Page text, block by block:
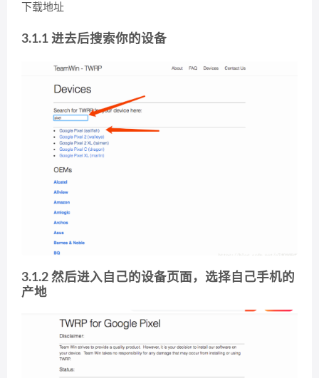
下载地址
3.1.1 进去后搜索你的设备
3.1.2 然后进入自己的设备页面，选择自己手机的
产地